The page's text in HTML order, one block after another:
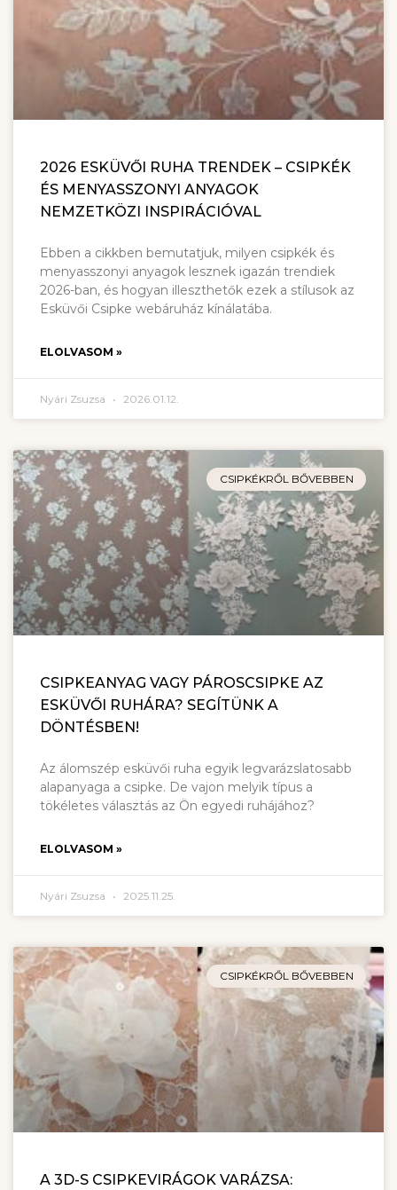
2026 ESKÜVŐI RUHA TRENDEK – CSIPKÉK
ÉS MENYASSZONYI ANYAGOK
NEMZETKÖZI INSPIRÁCIÓVAL
Ebben a cikkben bemutatjuk, milyen csipkék és
menyasszonyi anyagok lesznek igazán trendiek
2026-ban, és hogyan illeszthetők ezek a stílusok az
Esküvői Csipke webáruház kínálatába.
ELOLVASOM »
Nyári Zsuzsa 2026.01.12.
CSIPKÉKRŐL BŐVEBBEN
CSIPKEANYAG VAGY PÁROSCSIPKE AZ
ESKÜVŐI RUHÁRA? SEGÍTÜNK A
DÖNTÉSBEN!
Az álomszép esküvői ruha egyik legvarázslatosabb
alapanyaga a csipke. De vajon melyik típus a
tökéletes választás az Ön egyedi ruhájához?
ELOLVASOM »
Nyári Zsuzsa 2025.11.25.
CSIPKÉKRŐL BŐVEBBEN
A 3D-S CSIPKEVIRÁGOK VARÁZSA: